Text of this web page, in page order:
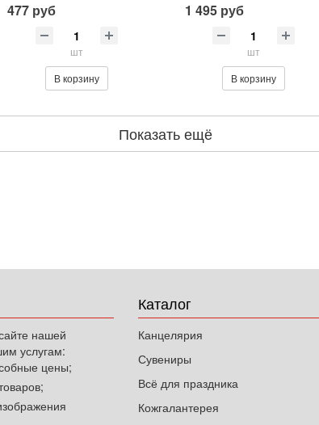
477 руб
шт
В корзину
1 495 руб
шт
В корзину
Показать ещё
нашей
услугам:
цены;
Каталог
Канцелярия
Сувениры
Всё для праздника
Кожгалантерея